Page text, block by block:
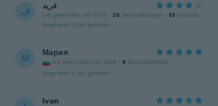
ف فريد
Lid geworden van 2019 · 20 beoordelingen · 13 uploads
ongeveer 5 jaar geleden
М Мария
Lid geworden van 2019 · 6 beoordelingen
ongeveer 5 jaar geleden
Ivan